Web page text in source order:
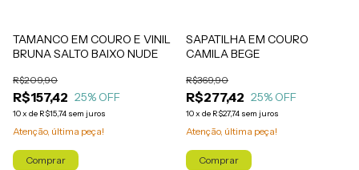
TAMANCO EM COURO E VINIL
BRUNA SALTO BAIXO NUDE
R$157,42
R$209,90
25% OFF
10x de R$15,74 sem juros
Atenção, última peça!
Comprar
SAPATILHA EM COURO
CAMILA BEGE
R$277,42
R$369,90
25% OFF
10x de R$27,74 sem juros
Atenção, última peça!
Comprar